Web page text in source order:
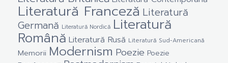
Literatură Franceză Literatură
Germană Literatură Nordică Literatură
Română Literatură Rusă Literatură Sud-Americană
Memorii Modernism Poezie Poezie